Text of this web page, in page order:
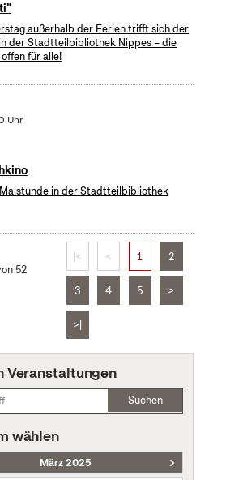
außerhalb der Ferien trifft sich der
der Stadtteilbibliothek Nippes – die
für alle!
Uhr
in der Stadtteilbibliothek
52
|< < 1 2
3 4 5 >
>|
Veranstaltungen
Suchen
wählen
März 2025